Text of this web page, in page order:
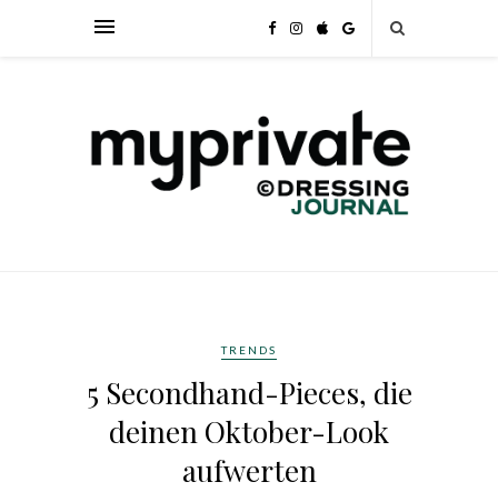
TRENDS
5 Secondhand-Pieces, die
deinen Oktober-Look
aufwerten